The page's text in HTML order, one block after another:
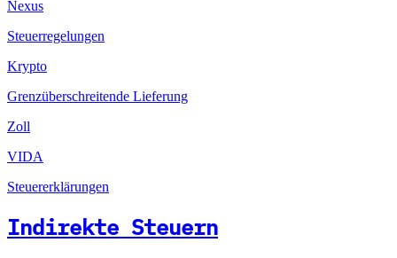
Nexus
Steuerregelungen
Krypto
Grenzüberschreitende Lieferung
Zoll
VIDA
Steuererklärungen
Indirekte Steuern